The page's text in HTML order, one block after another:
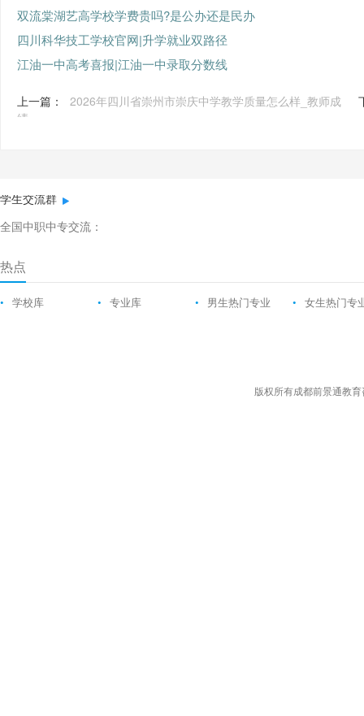
双流棠湖艺高学校学费贵吗?是公办还是民办
四川科华技工学校官网|升学就业双路径
江油一中高考喜报|江油一中录取分数线
上一篇：
2026年四川省崇州市崇庆中学教学质量怎么样_教师成
绩
学生交流群
全国中职中专交流：
热点
• 学校库 • 专业库 • 男生热门专业 • 女生热门专
版权所有成都前景通教